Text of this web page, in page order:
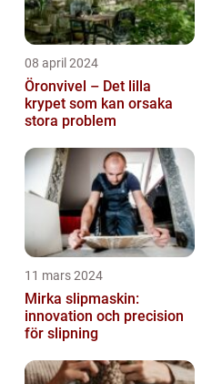
08 april 2024
Öronvivel – Det lilla
krypet som kan orsaka
stora problem
11 mars 2024
Mirka slipmaskin:
innovation och precision
för slipning